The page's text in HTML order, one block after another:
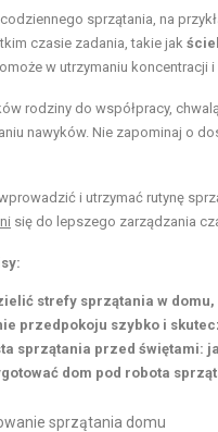
sprzątania, na
czasie zadania, takie jak
w utrzymaniu koncentracji i
rodziny do współpracy,
nawyków. Nie zapominaj o
i utrzymać rutynę
się do lepszego zarządzania
strefy sprzątania w
przedpokoju szybko i
sprzątania przed świętami:
dom pod robota
sprzątania domu